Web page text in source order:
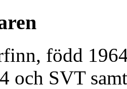
född
och SVT